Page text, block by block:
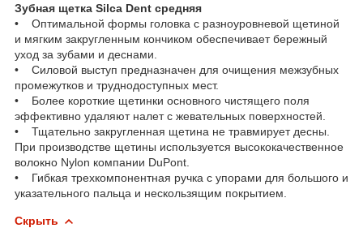
Зубная щетка Silca Dent средняя
• Оптимальной формы головка с разноуровневой щетиной
и мягким закругленным кончиком обеспечивает бережный
уход за зубами и деснами.
• Силовой выступ предназначен для очищения межзубных
промежутков и труднодоступных мест.
• Более короткие щетинки основного чистящего поля
эффективно удаляют налет с жевательных поверхностей.
• Тщательно закругленная щетина не травмирует десны.
При производстве щетины используется высококачественное
волокно Nylon компании DuPont.
• Гибкая трехкомпонентная ручка с упорами для большого и
указательного пальца и нескользящим покрытием.
Скрыть